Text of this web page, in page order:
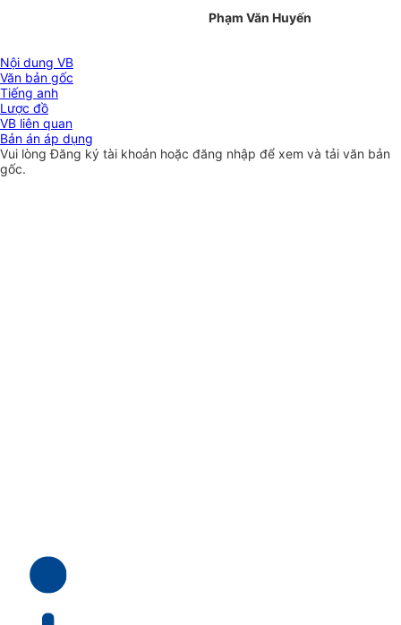
Phạm Văn Huyến
Nội dung VB
Văn bản gốc
Tiếng anh
Lược đồ
VB liên quan
Bản án áp dụng
Vui lòngĐăng ký tài khoản hoặc đăng nhập để xem và tải văn bản
gốc.